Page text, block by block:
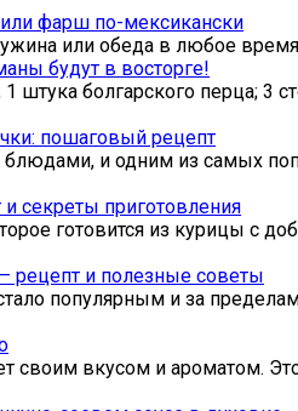
или фарш по-мексикански
или обеда в любое время
будут в восторге!
болгарского перца; 3
пошаговый рецепт
и одним из самых
секреты приготовления
готовится из курицы с
рецепт и полезные советы
популярным и за
своим вкусом и ароматом.